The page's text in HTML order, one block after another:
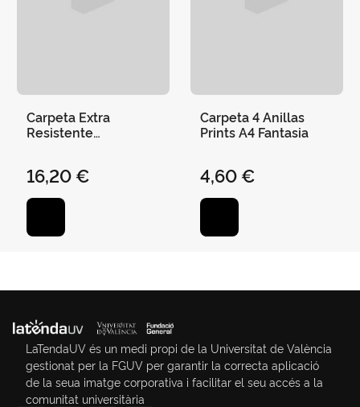
Carpeta Extra
Resistente
16,20 €
Carpeta 4 Anillas
Prints A4 Fantasia
4,60 €
LaTendaUV és un medi propi de la Universitat de València
gestionat per la FGUV per garantir la correcta aplicació
de la seua imatge corporativa i facilitar el seu accés a la
comunitat universitària